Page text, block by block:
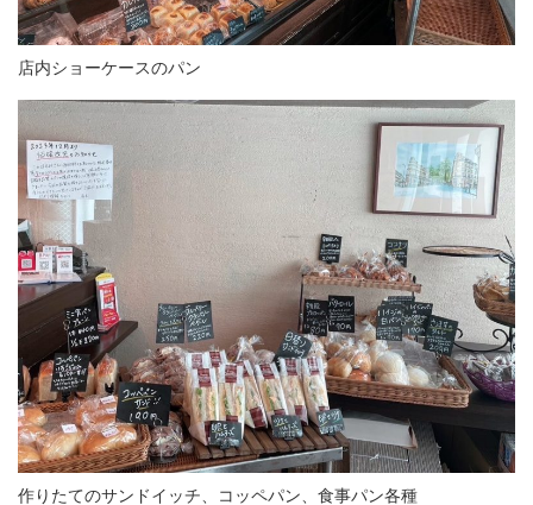
店内ショーケースのパン
作りたてのサンドイッチ、コッペパン、食事パン各種